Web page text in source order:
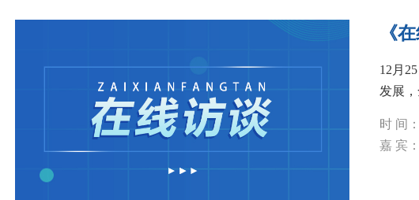
《
12月
发展
线
时 间：
嘉 宾：